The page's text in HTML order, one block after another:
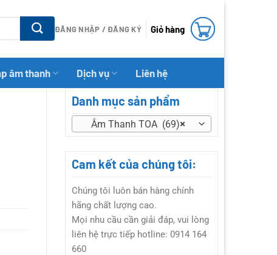
ĐĂNG NHẬP / ĐĂNG KÝ Giỏ hàng
âm thanh Dịch vụ Liên hệ
Danh mục sản phẩm
×
Âm Thanh TOA (69)
Cam kết của chúng tôi:
Chúng tôi luôn bán hàng chính
hãng chất lượng cao.
Mọi nhu cầu cần giải đáp, vui lòng
liên hệ trực tiếp hotline: 0914 164
660